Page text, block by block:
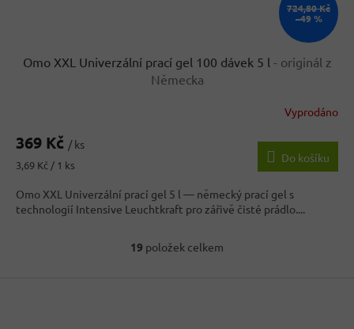
724,80 Kč
–49 %
Omo XXL Univerzální prací gel 100 dávek 5 l - originál z
Německa
Vyprodáno
369 Kč / ks
Měrná
3,69 Kč / 1 ks
Do košíku
Omo XXL Univerzální prací gel 5 l — německý prací gel s
technologií Intensive Leuchtkraft pro zářivě čisté prádlo....
O
19 položek celkem